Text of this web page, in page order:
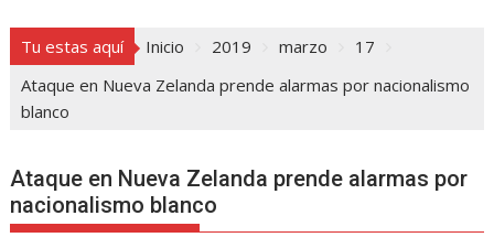
Tu estas aquí Inicio 2019 marzo
17
Ataque en Nueva Zelanda prende alarmas por nacionalismo
blanco
Ataque en Nueva Zelanda prende alarmas por
nacionalismo blanco